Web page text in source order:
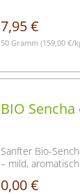
7,95 €
50 Gramm (159,00 €/
BIO
Sanfter Bio-
– mild,
0,00 €